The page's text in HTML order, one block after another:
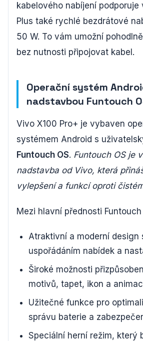
kabelového nabíjení podporuje
Plus také rychlé bezdrátové
50 W. To vám umožní
bez nutnosti připojovat kabel.
Operační systém
nadstavbou Funtouch
Vivo X100 Pro+ je vybaven
systémem Android s
Funtouch OS. Funtouch OS je
nadstavba od Vivo, která
vylepšení a funkcí oproti
Mezi hlavní přednosti Funtouch
Atraktivní a moderní design
uspořádáním nabídek a
Široké možnosti
motivů, tapet, ikon a
Užitečné funkce pro
správu baterie a
Speciální herní režim, který